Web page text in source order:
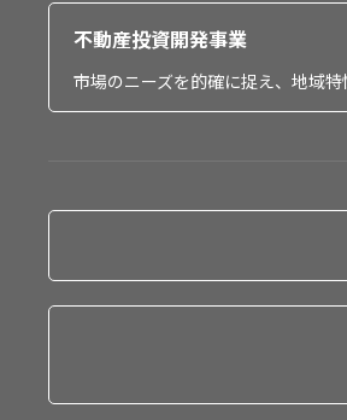
不動産投資開発事業
市場のニーズを的確に捉え、地域